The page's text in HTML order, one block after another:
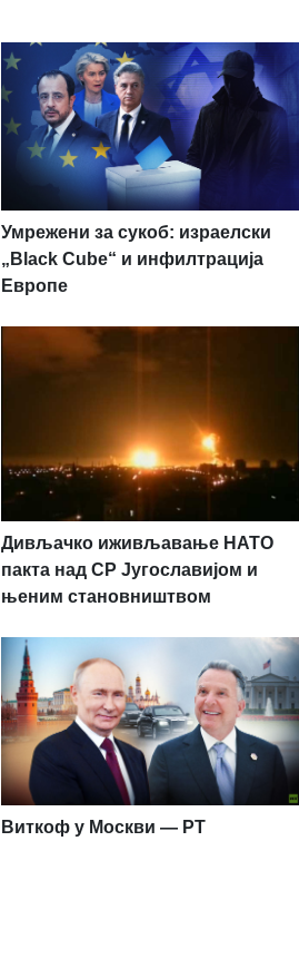
Умрежени за сукоб: израелски
„Black Cube“ и инфилтрација
Европе
Дивљачко иживљавање НАТО
пакта над СР Југославијом и
њеним становништвом
Виткоф у Москви — РТ